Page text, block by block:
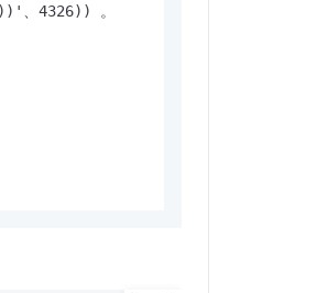
、4326)) 。